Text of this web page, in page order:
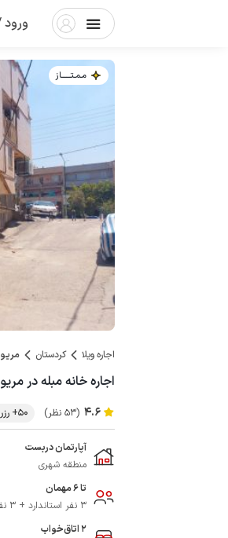
مـمـتــــــاز
اجاره ویلا کردستان
اجاره خانه مبله در
4.6 (53 نظر) 50+ رزرو موفق
آپارتمان دربست
منطقه شهری
تا 6 مهمان
3 نفر استاندارد + 3 نفر اضافه
2 اتاق‌خواب